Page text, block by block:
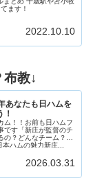
ます！
2022.10.10
教↓
あなたも日ハムを
ム！！お前も日ハムフ
です「新庄が監督のチ
の？どんなチーム？」
本ハムの魅力新庄...
2026.03.31